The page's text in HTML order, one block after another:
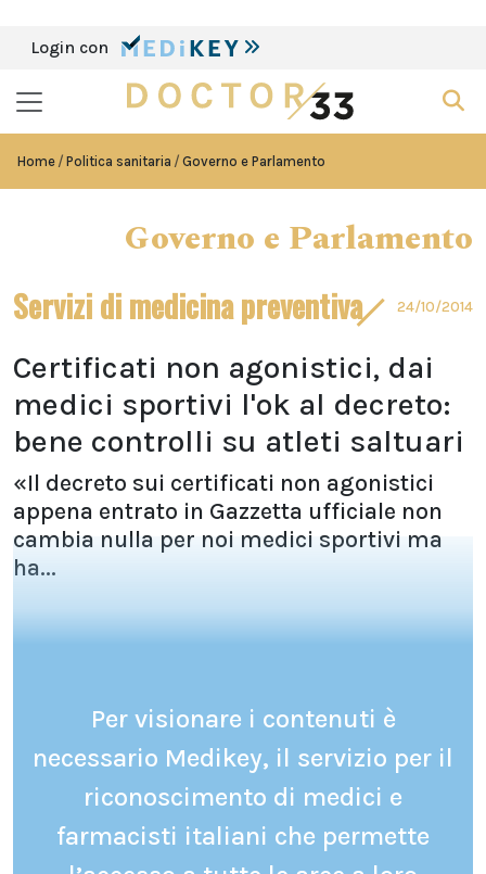
Login con
Home Politica sanitaria Governo e Parlamento
Governo e Parlamento
Servizi di medicina preventiva 24/10/2014
Certificati non agonistici, dai
medici sportivi l'ok al decreto:
bene controlli su atleti saltuari
«Il decreto sui certificati non agonistici
appena entrato in Gazzetta ufficiale non
cambia nulla per noi medici sportivi ma
ha...
Per visionare i contenuti è
necessario Medikey, il servizio per il
riconoscimento di medici e
farmacisti italiani che permette